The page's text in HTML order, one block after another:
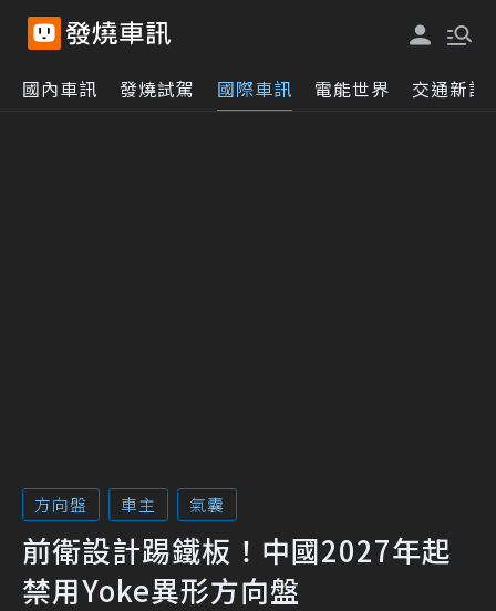
國內車訊 發燒試駕 國際車訊 電能世界 交通新訊
方向盤 車主 氣囊
前衛設計踢鐵板！中國2027年起
禁用Yoke異形方向盤